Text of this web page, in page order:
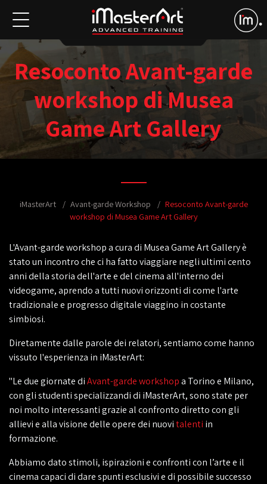
Resoconto Avant-garde
workshop di Musea
Game Art Gallery
iMasterArt Avant-garde Workshop
Resoconto Avant-garde
workshop di Musea Game Art Gallery
L'Avant-garde workshop a cura di Musea Game Art Gallery è
stato un incontro che ci ha fatto viaggiare negli ultimi cento
anni della storia dell'arte e del cinema all'interno dei
videogame, aprendo a tutti nuovi orizzonti di come l'arte
tradizionale e progresso digitale viaggino in costante
simbiosi.
Diretamente dalle parole dei relatori, sentiamo come hanno
vissuto l'esperienza in iMasterArt:
"Le due giornate diAvant-garde workshopa Torino e Milano,
con gli studenti specializzandi di iMasterArt, sono state per
noi molto interessanti grazie al confronto diretto con gli
allievi e alla visione delle opere dei nuovitalenti in
formazione.
Abbiamo dato stimoli, ispirazioni e confronti con l’arte e il
cinema capaci di dare spunti esclusivi e di possibile successo